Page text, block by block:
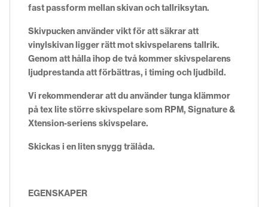
fast passform mellan skivan och tallriksytan.
Skivpucken använder vikt för att säkrar att
vinylskivan ligger rätt mot skivspelarens tallrik.
Genom att hålla ihop de två kommer skivspelarens
ljudprestanda att förbättras, i timing och ljudbild.
Vi rekommenderar att du använder tunga klämmor
på tex lite större skivspelare som RPM, Signature &
Xtension-seriens skivspelare.
Skickas i en liten snygg trälåda.
EGENSKAPER